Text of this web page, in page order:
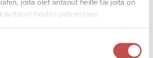
joita olet antanut heille tai joita on
heidän palvelujaan.